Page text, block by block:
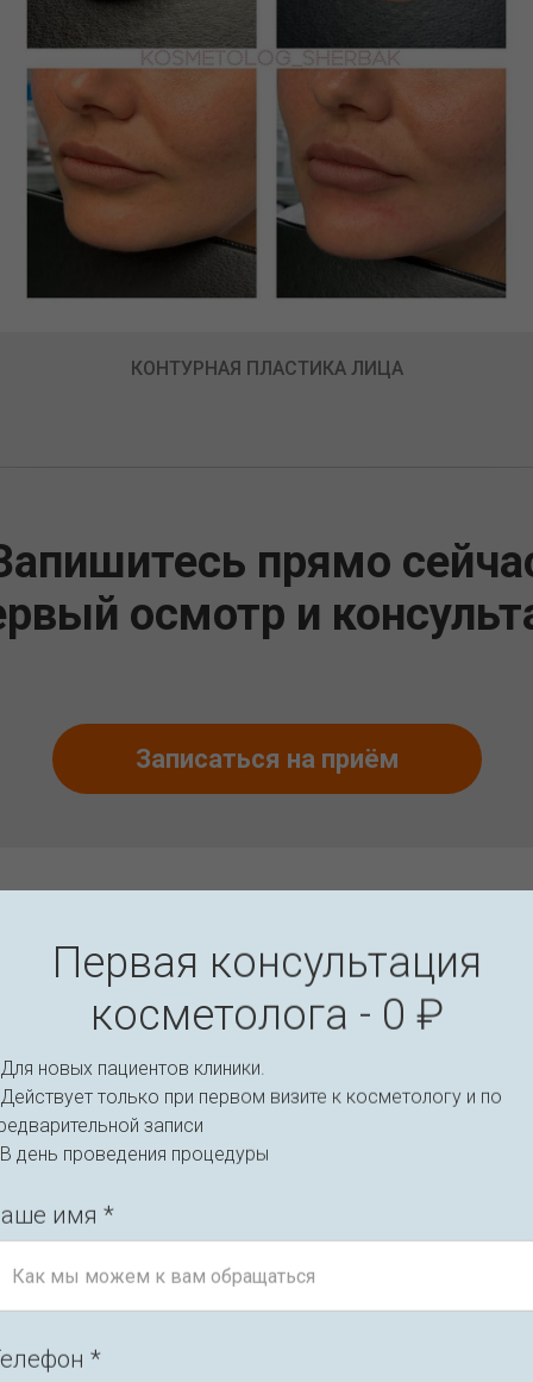
Первая консультация
косметолога - 0 ₽
Для новых пациентов клиники.
Действует только при первом визите к косметологу и по
записи
день проведения процедуры
имя *
*
КОНТУРНАЯ ПЛАСТИКА ЛИЦА
прямо
осмотр и
Записаться на приём
на право осуществления медицинской
Л041-01148-78/00336791